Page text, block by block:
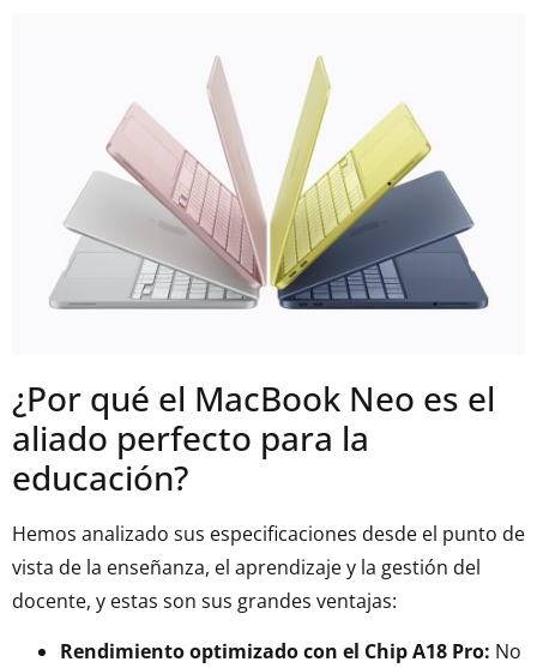
¿Por qué el MacBook Neo es el
aliado perfecto para la
educación?
Hemos analizado sus especificaciones desde el punto de
vista de la enseñanza, el aprendizaje y la gestión del
docente, y estas son sus grandes ventajas:
Rendimiento optimizado con el Chip A18 Pro: No